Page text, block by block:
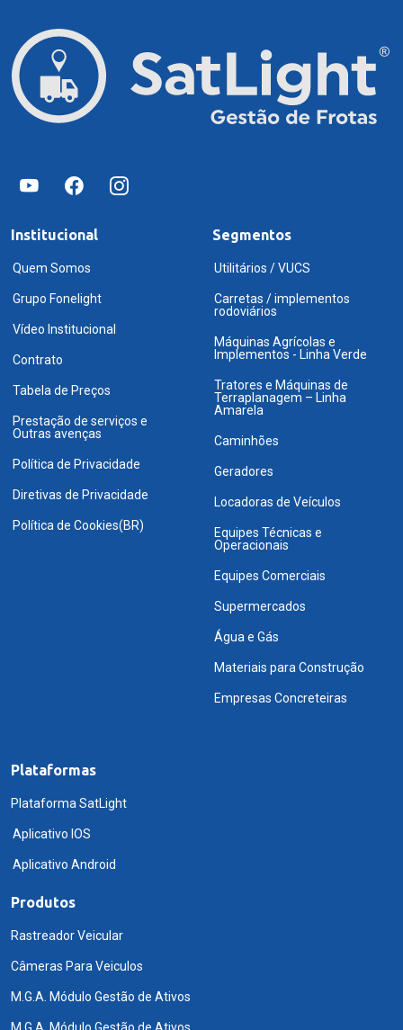
Institucional
Quem Somos
Grupo Fonelight
Vídeo Institucional
Contrato
Tabela de Preços
Prestação de serviços e
Outras avenças
Política de Privacidade
Diretivas de Privacidade
Política de Cookies(BR)
Segmentos
Utilitários / VUCS
Carretas / implementos
rodoviários
Máquinas Agrícolas e
Implementos - Linha Verde
Tratores e Máquinas de
Terraplanagem – Linha
Amarela
Caminhões
Geradores
Locadoras de Veículos
Equipes Técnicas e
Operacionais
Equipes Comerciais
Supermercados
Água e Gás
Materiais para Construção
Empresas Concreteiras
Plataformas
Plataforma SatLight
Aplicativo IOS
Aplicativo Android
Produtos
Rastreador Veicular
Câmeras Para Veiculos
M.G.A. Módulo Gestão de Ativos